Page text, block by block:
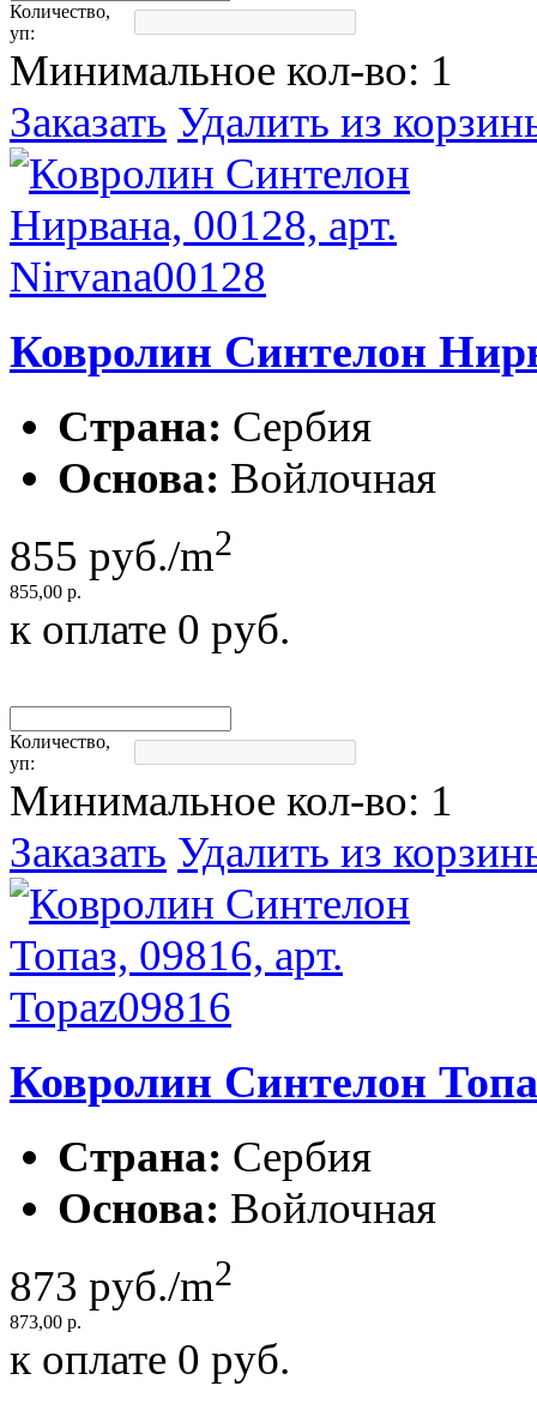
Количество,
уп:
Минимальное кол-во: 1
Заказать Удалить из
Ковролин Синтелон
Страна: Сербия
Основа: Войлочная
855 руб./m2
855,00 р.
к оплате 0 руб.
Количество,
уп:
Минимальное кол-во: 1
Заказать Удалить из
Ковролин Синтелон
Страна: Сербия
Основа: Войлочная
873 руб./m2
873,00 р.
к оплате 0 руб.